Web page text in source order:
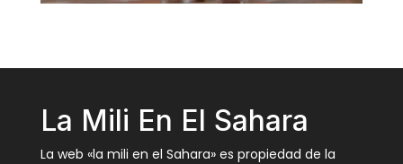
La Mili En El Sahara
La web «la mili en el Sahara» es propiedad de la